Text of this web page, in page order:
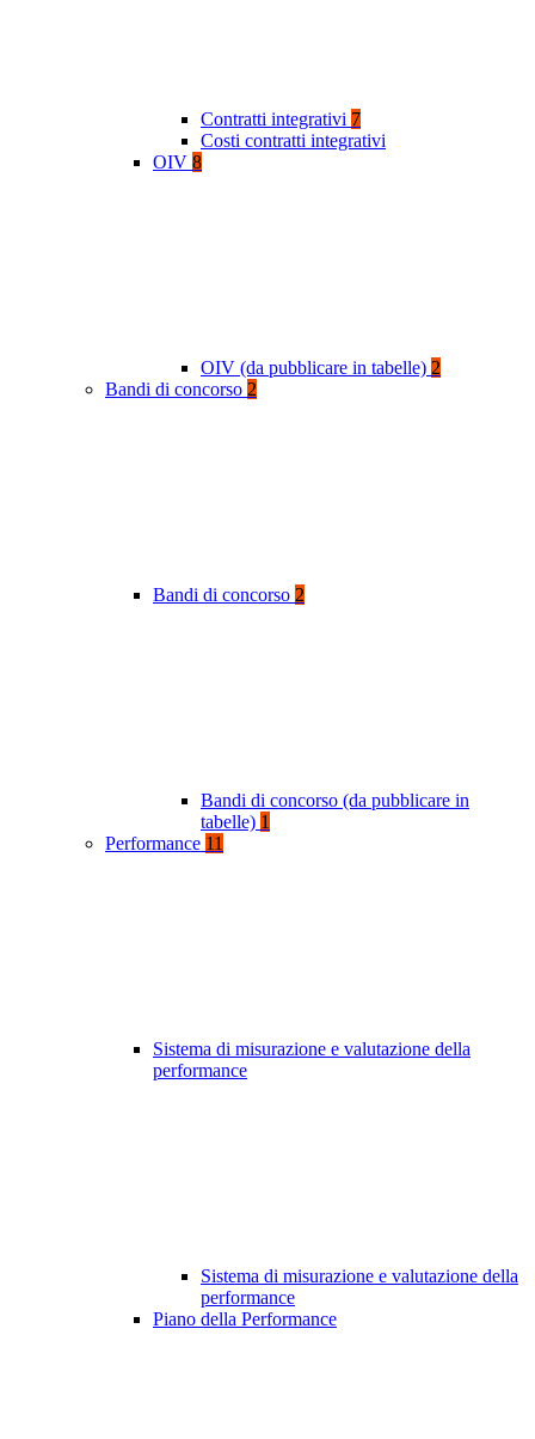
Contratti integrativi 7
Costi contratti integrativi
OIV 8
OIV (da pubblicare in tabelle) 2
Bandi di concorso 2
Bandi di concorso 2
Bandi di concorso (da pubblicare in
tabelle) 1
Performance 11
Sistema di misurazione e valutazione della
performance
Sistema di misurazione e valutazione della
performance
Piano della Performance